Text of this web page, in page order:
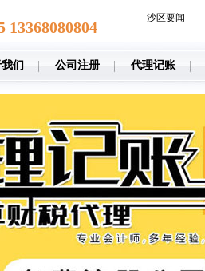
13368080804
沙区要闻
们 公司注册 代理记账